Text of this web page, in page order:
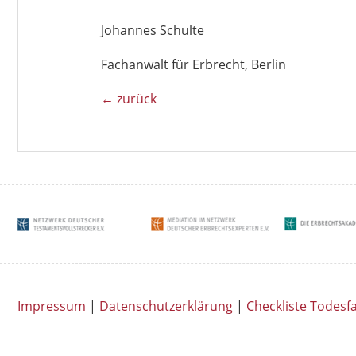
Johannes Schulte
Fachanwalt für Erbrecht, Berlin
← zurück
Impressum | Datenschutzerklärung | Checkliste